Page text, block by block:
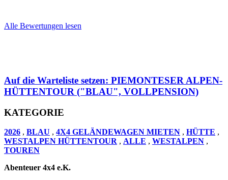
Alle Bewertungen lesen
Auf die Warteliste setzen: PIEMONTESER ALPEN-
HÜTTENTOUR ("BLAU", VOLLPENSION)
KATEGORIE
2026 , BLAU , 4X4 GELÄNDEWAGEN MIETEN , HÜTTE ,
WESTALPEN HÜTTENTOUR , ALLE , WESTALPEN ,
TOUREN
Abenteuer 4x4 e.K.